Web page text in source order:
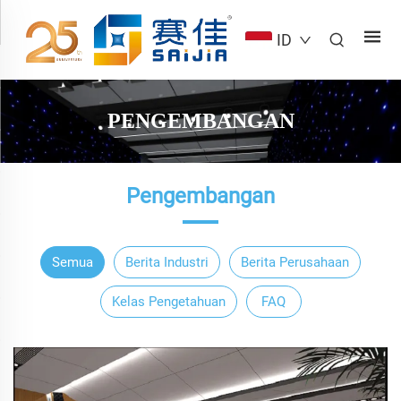
ID
PENGEMBANGAN
Pengembangan
Semua Berita Industri Berita Perusahaan
Kelas Pengetahuan FAQ